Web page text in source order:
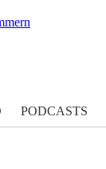
PODCASTS